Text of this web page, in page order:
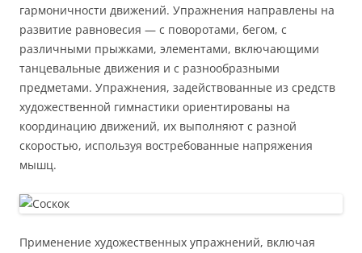
гармоничности движений. Упражнения направлены на
развитие равновесия — с поворотами, бегом, с
различными прыжками, элементами, включающими
танцевальные движения и с разнообразными
предметами. Упражнения, задействованные из средств
художественной гимнастики ориентированы на
координацию движений, их выполняют с разной
скоростью, используя востребованные напряжения
мышц.
Применение художественных упражнений, включая